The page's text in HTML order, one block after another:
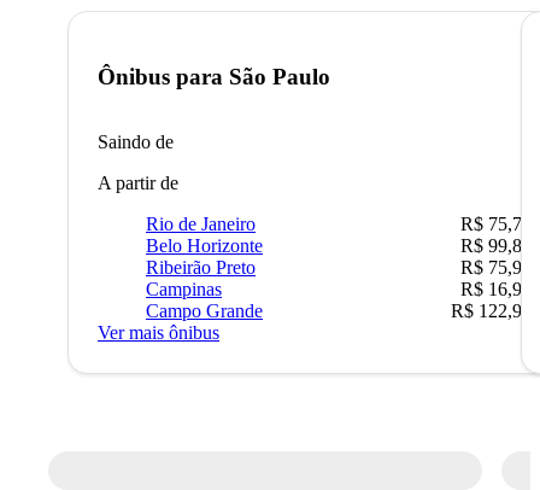
Ônibus para São Paulo
Saindo de
A partir de
Rio de Janeiro
R$ 75,77
Belo Horizonte
R$ 99,89
Ribeirão Preto
R$ 75,90
Campinas
R$ 16,90
Campo Grande
R$ 122,90
Ver mais ônibus